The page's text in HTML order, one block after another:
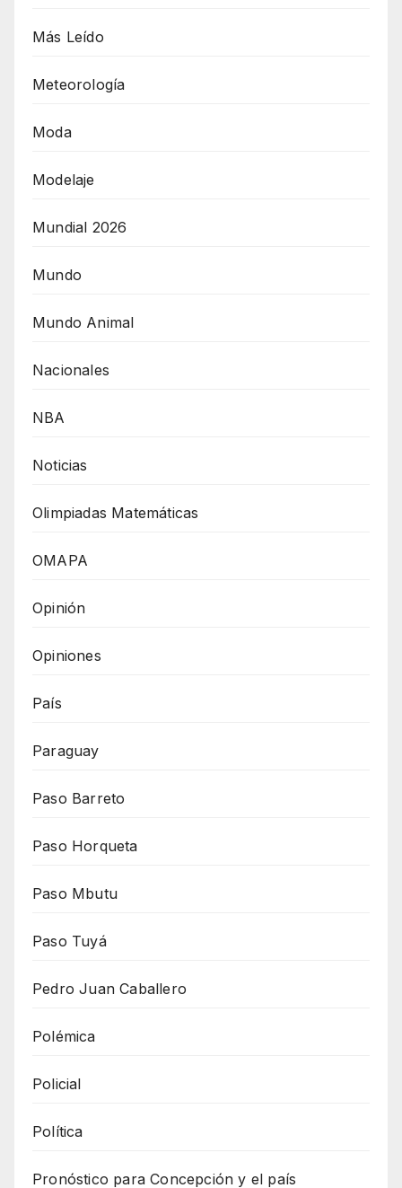
Más Leído
Meteorología
Moda
Modelaje
Mundial 2026
Mundo
Mundo Animal
Nacionales
NBA
Noticias
Olimpiadas Matemáticas
OMAPA
Opinión
Opiniones
País
Paraguay
Paso Barreto
Paso Horqueta
Paso Mbutu
Paso Tuyá
Pedro Juan Caballero
Polémica
Policial
Política
Pronóstico para Concepción y el país